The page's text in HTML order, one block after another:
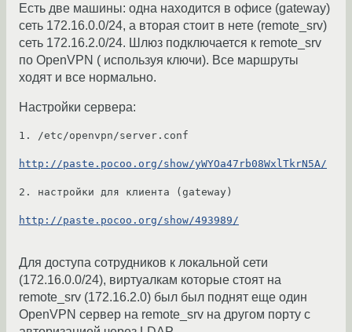
Есть две машины: одна находится в офисе (gateway)
сеть 172.16.0.0/24, а вторая стоит в нете (remote_srv)
сеть 172.16.2.0/24. Шлюз подключается к remote_srv
по OpenVPN ( используя ключи). Все маршруты
ходят и все нормально.
Настройки сервера:
1. /etc/openvpn/server.conf
http://paste.pocoo.org/show/yWYOa47rb08WxlTkrN5A/
2. настройки для клиента (gateway)
http://paste.pocoo.org/show/493989/
Для доступа сотрудников к локальной сети
(172.16.0.0/24), виртуалкам которые стоят на
remote_srv (172.16.2.0) был был поднят еще один
OpenVPN сервер на remote_srv на другом порту с